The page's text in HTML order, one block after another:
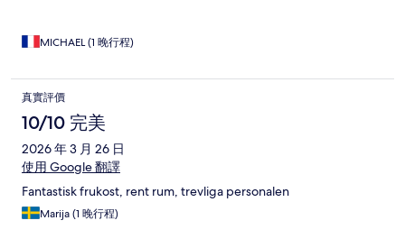
MICHAEL (1 晚行程)
真實評價
10/10 完美
2026 年 3 月 26 日
使用 Google 翻譯
Fantastisk frukost, rent rum, trevliga personalen
Marija (1 晚行程)